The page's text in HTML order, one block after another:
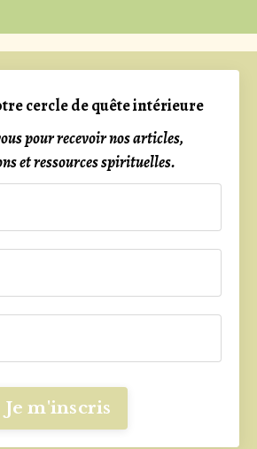
cercle de quête intérieure
pour recevoir nos articles,
et ressources spirituelles.
Je m'inscris